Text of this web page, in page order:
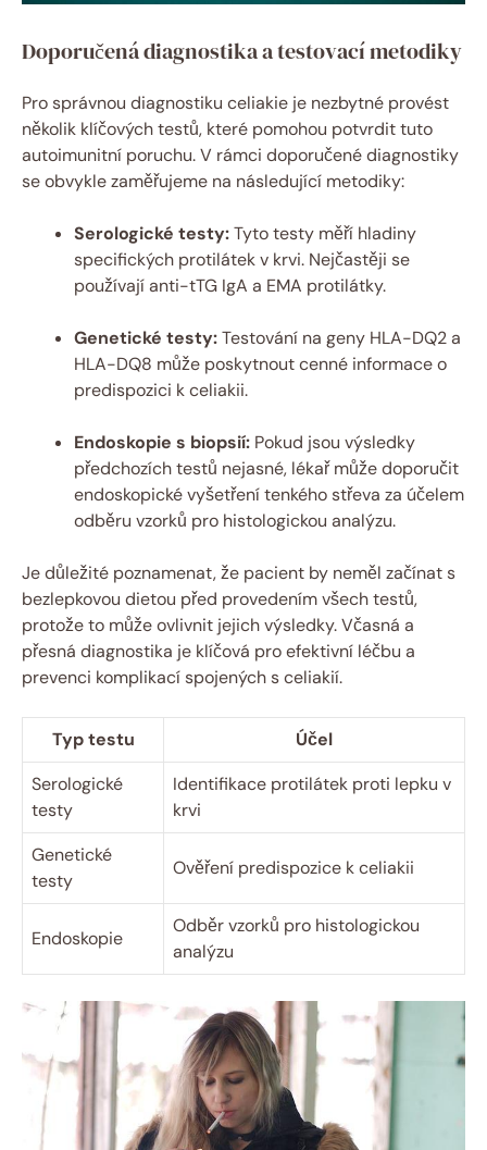
Doporučená diagnostika a testovací metodiky
Pro správnou diagnostiku celiakie je nezbytné provést
několik klíčových testů, které pomohou potvrdit tuto
autoimunitní poruchu. V rámci doporučené diagnostiky
se obvykle zaměřujeme na následující metodiky:
Serologické testy:Tyto testy měří hladiny
specifických protilátek v krvi. Nejčastěji se
používají anti-tTG IgA a EMA protilátky.
Genetické testy:Testování na geny HLA-DQ2 a
HLA-DQ8 může poskytnout cenné informace o
predispozici k celiakii.
Endoskopie s biopsií: Pokud jsou výsledky
předchozích testů nejasné, lékař může doporučit
endoskopické vyšetření tenkého střeva za účelem
odběru vzorků pro histologickou analýzu.
Je důležité poznamenat, že pacient by neměl začínat s
bezlepkovou dietou před provedením všech testů,
protože to může ovlivnit jejich výsledky. Včasná a
přesná diagnostika je klíčová pro efektivní léčbu a
prevenci komplikací spojených s celiakií.
Typ testu
Účel
Serologické
testy
Identifikace protilátek proti lepku v
krvi
Genetické
testy
Ověření predispozice k celiakii
Endoskopie
Odběr vzorků pro histologickou
analýzu